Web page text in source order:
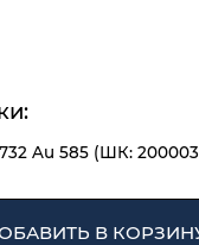
Au 585 (ШК:
В